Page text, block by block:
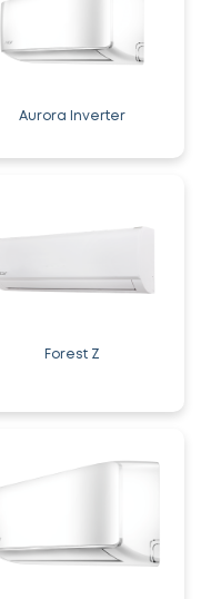
Aurora Inverter
Forest Z